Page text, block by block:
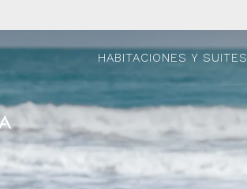
HABITACIONES Y SUITES